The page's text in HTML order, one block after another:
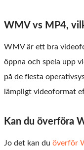
WMV vs MP4,
WMV är ett bra
öppna och spela upp
på de flesta
lämpligt videoformat
Kan du överföra
Jo det kan du överför